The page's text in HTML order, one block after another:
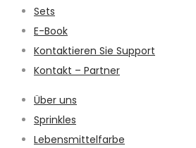
Sets
E-Book
Kontaktieren Sie Support
Kontakt – Partner
Über uns
Sprinkles
Lebensmittelfarbe